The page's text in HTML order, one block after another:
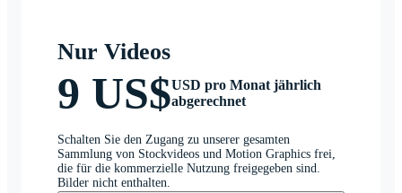
Nur Videos
9 US$USD pro Monat jährlich
abgerechnet
Schalten Sie den Zugang zu unserer gesamten
Sammlung von Stockvideos und Motion Graphics frei,
die für die kommerzielle Nutzung freigegeben sind.
Bilder nicht enthalten.